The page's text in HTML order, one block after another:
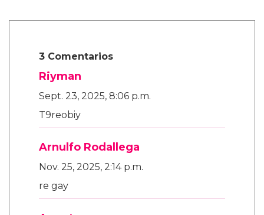
Riyman
Arnulfo Rodallega